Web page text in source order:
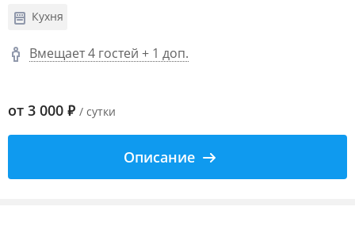
Кухня
Вмещает 4 гостей + 1 доп.
от 3 000 ₽ / сутки
Описание